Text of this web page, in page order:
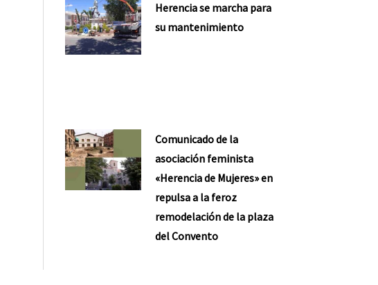
Herencia se marcha para
su mantenimiento
Comunicado de la
asociación feminista
«Herencia de Mujeres» en
repulsa a la feroz
remodelación de la plaza
del Convento